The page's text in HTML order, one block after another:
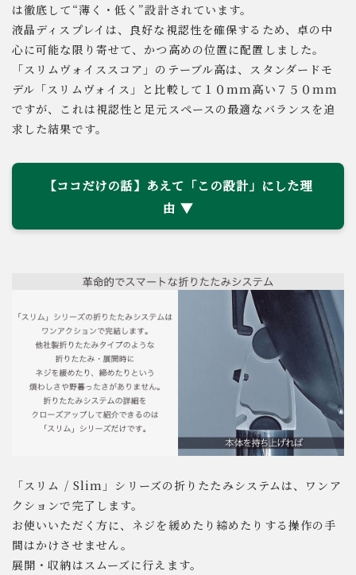
は徹底して“薄く・低く”設計されています。
液晶ディスプレイは、良好な視認性を確保するため、卓の中
心に可能な限り寄せて、かつ高めの位置に配置しました。
「スリムヴォイススコア」のテーブル高は、スタンダードモ
デル「スリムヴォイス」と比較して１０mm高い７５０mm
ですが、これは視認性と足元スペースの最適なバランスを追
求した結果です。
【ココだけの話】あえて「この設計」にした理
由
「スリム / Slim」シリーズの折りたたみシステムは、ワンア
クションで完了します。
お使いいただく方に、ネジを緩めたり締めたりする操作の手
間はかけさせません。
展開・収納はスムーズに行えます。